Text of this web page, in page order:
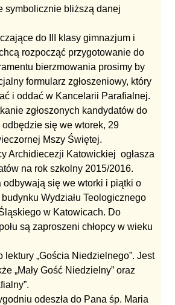
symbolicznie bliższą danej
do III klasy gimnazjum i
rozpocząć przygotowanie do
bierzmowania prosimy by
formularz zgłoszeniowy, który
i oddać w Kancelarii Parafialnej.
zgłoszonych kandydatów do
się we wtorek, 29
Mszy Świętej.
Archidiecezji Katowickiej ogłasza
na rok szkolny 2015/2016.
odbywają się we wtorki i piątki o
Wydziału Teologicznego
w Katowicach. Do
są zaproszeni chłopcy w wieku
lektury „Gościa Niedzielnego”. Jest
„Mały Gość Niedzielny” oraz
odeszła do Pana śp. Maria